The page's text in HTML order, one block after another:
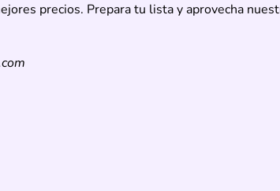
precios. Prepara tu lista y aprovecha